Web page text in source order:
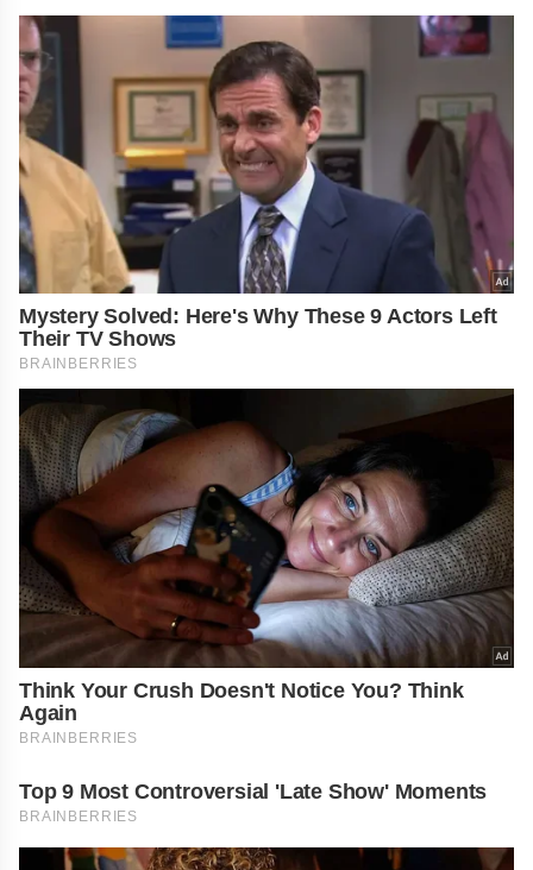
Mystery Solved: Here's Why These 9 Actors Left
Their TV Shows
BRAINBERRIES
Think Your Crush Doesn't Notice You? Think
Again
BRAINBERRIES
Top 9 Most Controversial 'Late Show' Moments
BRAINBERRIES